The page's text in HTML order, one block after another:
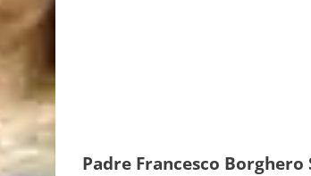
Padre Francesco Borghero